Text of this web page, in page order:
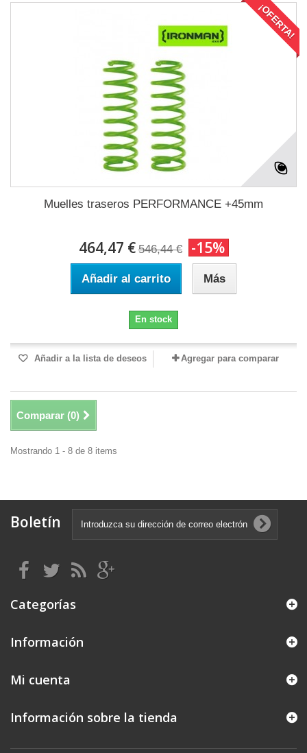
¡OFERTA!
Muelles traseros PERFORMANCE +45mm
464,47 € 546,44 € -15%
Añadir al carrito Más
En stock
Añadir a la lista de deseos Agregar para comparar
Comparar (0)
Mostrando 1 - 8 de 8 items
Boletín
Categorías
Información
Mi cuenta
Información sobre la tienda